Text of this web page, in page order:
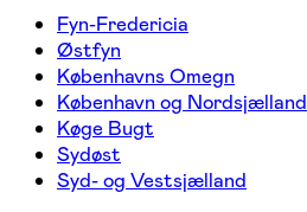
Fyn-Fredericia
Østfyn
Københavns Omegn
København og Nordsjælland
Køge Bugt
Sydøst
Syd- og Vestsjælland